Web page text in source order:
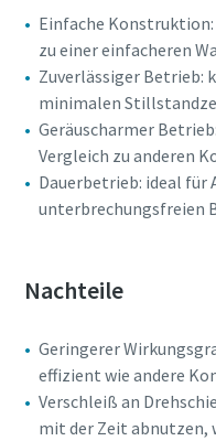
Einfache
zu einer einfacheren
Zuverlässiger Betrieb:
minimalen
Geräuscharmer
Vergleich zu anderen
Dauerbetrieb: ideal für
unterbrechungsfreien
Nachteile
Geringerer
effizient wie andere
Verschleiß an
mit der Zeit abnutzen,
Absenden
Anti-